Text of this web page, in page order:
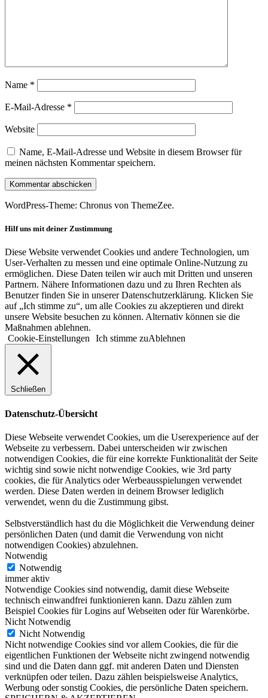
Name *
E-Mail-Adresse *
Website
Name, E-Mail-Adresse und Website in diesem Browser für
meinen nächsten Kommentar speichern.
WordPress-Theme: Chronus von ThemeZee.
Hilf uns mit deiner Zustimmung
Diese Website verwendet Cookies und andere Technologien, um
User-Verhalten zu messen und eine optimale Online-Nutzung zu
ermöglichen. Diese Daten teilen wir auch mit Dritten und unseren
Partnern. Nähere Informationen dazu und zu Ihren Rechten als
Benutzer finden Sie in unserer Datenschutzerklärung. Klicken Sie
auf „Ich stimme zu“, um alle Cookies zu akzeptieren und direkt
unsere Website besuchen zu können. Alternativ können sie die
Maßnahmen ablehnen.
Cookie-Einstellungen
Ich stimme zuAblehnen
Schließen
Datenschutz-Übersicht
Diese Webseite verwendet Cookies, um die Userexperience auf der
Webseite zu verbessern. Dabei unterscheiden wir zwischen
notwendigen Cookies, die für eine korrekte Funktionalität der Seite
wichtig sind sowie nicht notwendige Cookies, wie 3rd party
cookies, die für Analytics oder Werbeausspielungen verwendet
werden. Diese Daten werden in deinem Browser lediglich
verwendet, wenn du die Zustimmung gibst.
Selbstverständlich hast du die Möglichkeit die Verwendung deiner
persönlichen Daten (und damit die Verwendung von nicht
notwendigen Cookies) abzulehnen.
Notwendig
Notwendig
immer aktiv
Notwendige Cookies sind notwendig, damit diese Webseite
technisch einwandfrei funktionieren kann. Dazu zählen zum
Beispiel Cookies für Logins auf Webseiten oder für Warenkörbe.
Nicht Notwendig
Nicht Notwendig
Nicht notwendige Cookies sind vor allem Cookies, die für die
eigentlichen Funktionen der Webseite nicht zwingend notwendig
sind und die Daten dann ggf. mit anderen Daten und Diensten
verknüpfen oder teilen. Dazu zählen beispielsweise Analytics,
Werbung oder sonstig Cookies, die persönliche Daten speichern.